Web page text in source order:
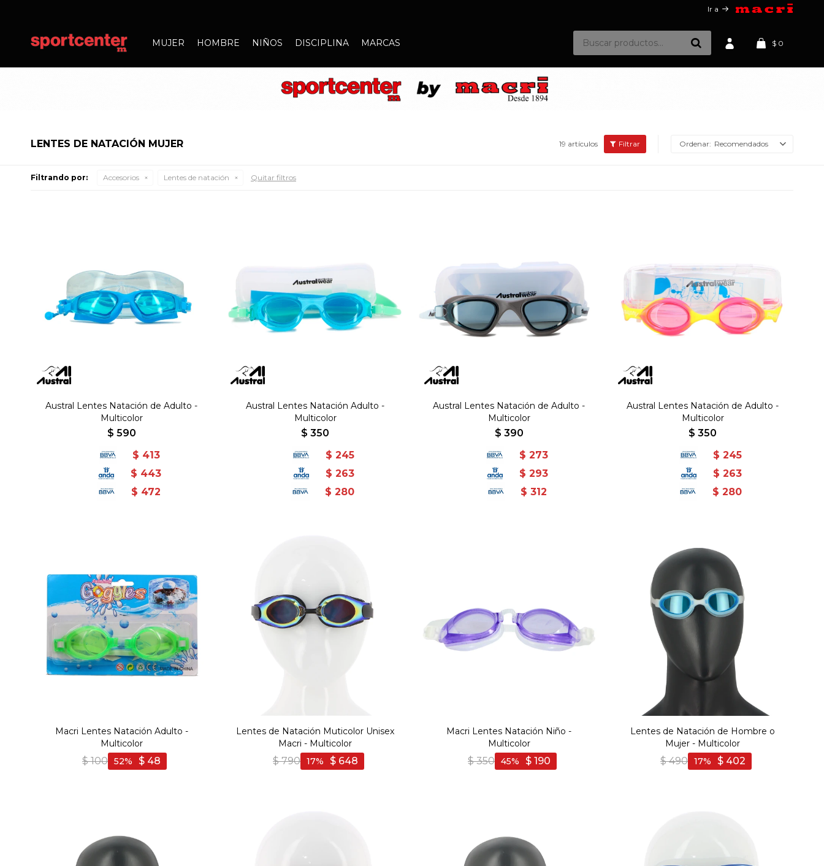
MUJER HOMBRE NIÑOS DISCIPLINA MARCAS $ 0
Ir a
LENTES DE NATACIÓN MUJER 19 artículos Recomendados
Filtrando por: Accesorios Lentes de natación Quitar filtros
Austral Lentes Natación de Adulto -
Multicolor
$ 590
$ 413
$ 443
$ 472
Austral Lentes Natación Adulto -
Multicolor
$ 350
$ 245
$ 263
$ 280
Austral Lentes Natación de Adulto -
Multicolor
$ 390
$ 273
$ 293
$ 312
Austral Lentes Natación de Adulto -
Multicolor
$ 350
$ 245
$ 263
$ 280
Macri Lentes Natación Adulto -
Multicolor
$ 100 $ 48
52
Lentes de Natación Muticolor Unisex
Macri - Multicolor
$ 790 $ 648
17
Macri Lentes Natación Niño -
Multicolor
$ 350 $ 190
45
Lentes de Natación de Hombre o
Mujer - Multicolor
$ 490 $ 402
17